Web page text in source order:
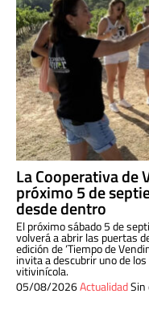
La Cooperativa de
próximo 5 de
desde dentro
El próximo sábado 5 de
volverá a abrir las puertas
edición de ‘Tiempo de
invita a descubrir uno de
vitivinícola.
05/08/2026ActualidadSin